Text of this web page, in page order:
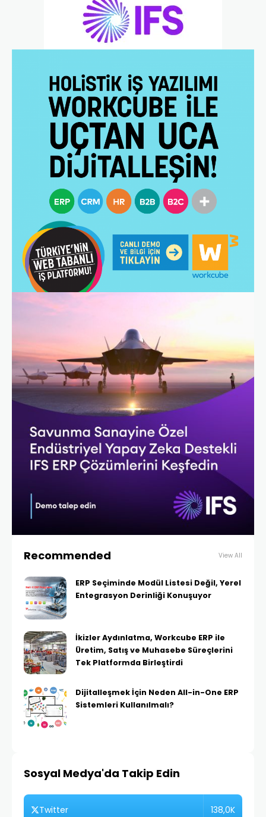
Recommended View All
ERP Seçiminde Modül Listesi Değil, Yerel
Entegrasyon Derinliği Konuşuyor
İkizler Aydınlatma, Workcube ERP ile
Üretim, Satış ve Muhasebe Süreçlerini
Tek Platformda Birleştirdi
Dijitalleşmek İçin Neden All-in-One ERP
Sistemleri Kullanılmalı?
Sosyal Medya'da Takip Edin
Twitter 138,0K